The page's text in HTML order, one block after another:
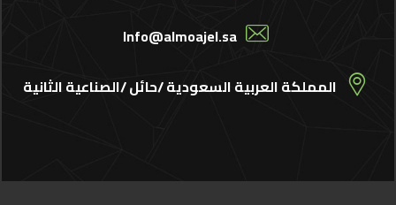
Info@almoajel.sa
المملكة العربية السعودية /حائل /الصناعية الثانية